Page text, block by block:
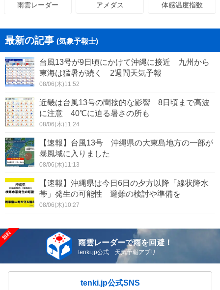
雨雲レーダー アメダス 体感温度指数
最新の記事 (気象予報士)
台風13号が9日頃にかけて沖縄に接近 九州から
東海は猛暑が続く 2週間天気予報
08/06(木)11:52
近畿は台風13号の間接的な影響 8日頃まで高波
に注意 40℃に迫る暑さの所も
08/06(木)11:24
【速報】台風13号 沖縄県の大東島地方の一部が
暴風域に入りました
08/06(木)11:13
【速報】沖縄県は今日6日の夕方以降「線状降水
帯」発生の可能性 避難の検討や準備を
08/06(木)10:27
雨雲レーダーで雨を回避！
tenki.jp公式 天気予報アプリ
tenki.jp公式SNS